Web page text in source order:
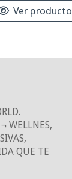
Ver producto
WELLNES,
QUE TE